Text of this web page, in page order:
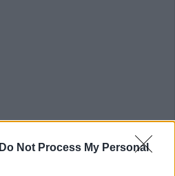
Do Not Process My Personal